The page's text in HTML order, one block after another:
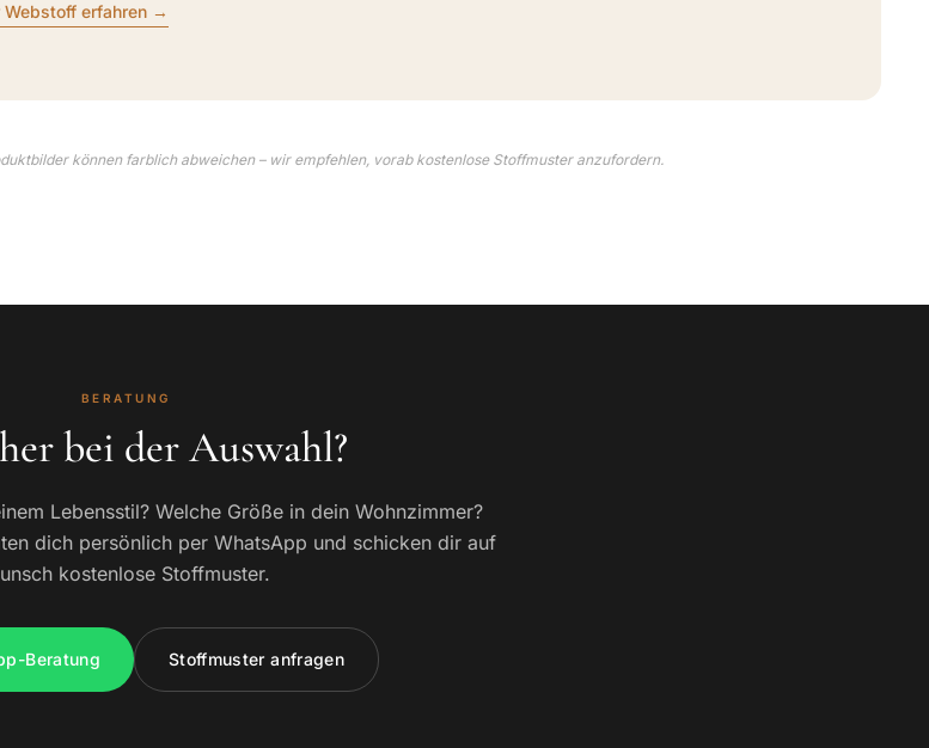
Webstoff erfahren →
können farblich abweichen – wir empfehlen, vorab kostenlose Stoffmuster anzufordern.
BERATUNG
bei der Auswahl?
Lebensstil? Welche Größe in dein Wohnzimmer?
dich persönlich per WhatsApp und schicken dir auf
kostenlose Stoffmuster.
Beratung Stoffmuster anfragen